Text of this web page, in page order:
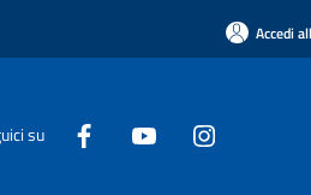
Accedi
su